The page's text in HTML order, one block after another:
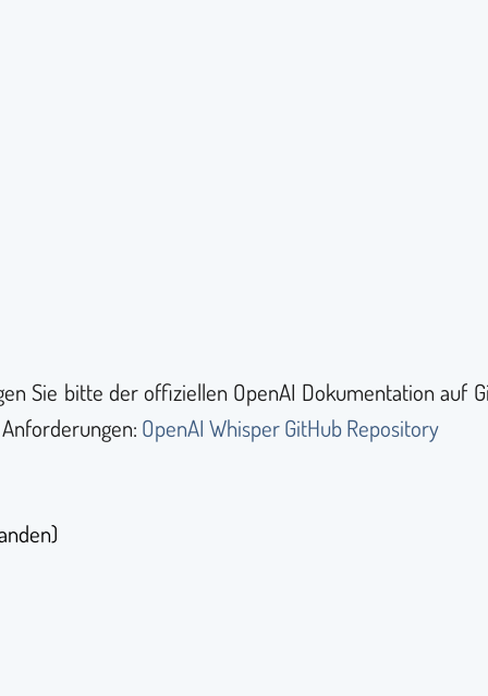
Sie bitte der offiziellen OpenAI Dokumentation auf
OpenAI Whisper GitHub Repository